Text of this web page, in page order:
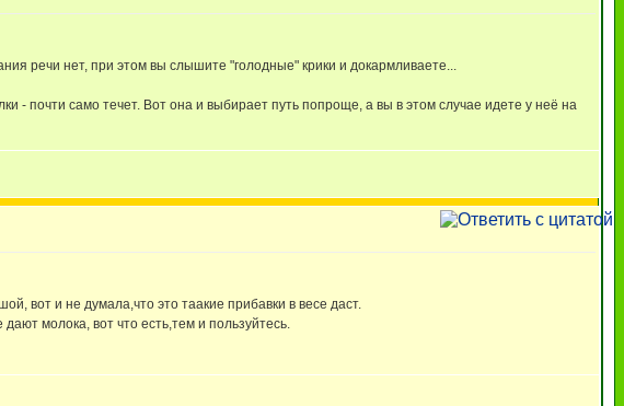
речи нет, при этом вы слышите "голодные" крики и докармливаете...
- почти само течет. Вот она и выбирает путь попроще, а вы в этом случае идете у неё на
вот и не думала,что это таакие прибавки в весе даст.
молока, вот что есть,тем и пользуйтесь.